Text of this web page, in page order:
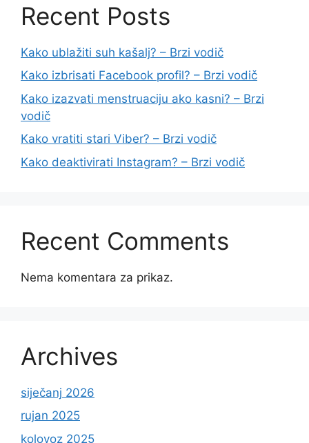
Recent Posts
Kako ublažiti suh kašalj? – Brzi vodič
Kako izbrisati Facebook profil? – Brzi vodič
Kako izazvati menstruaciju ako kasni? – Brzi
vodič
Kako vratiti stari Viber? – Brzi vodič
Kako deaktivirati Instagram? – Brzi vodič
Recent Comments
Nema komentara za prikaz.
Archives
siječanj 2026
rujan 2025
kolovoz 2025